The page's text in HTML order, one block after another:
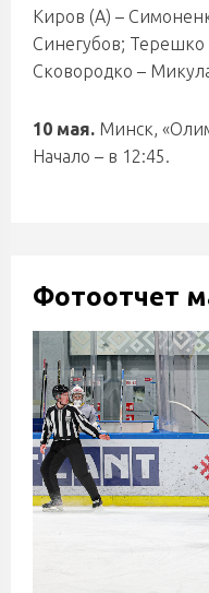
Киров (А) –
Синегубов; Терешко
Сковородко –
10 мая. Минск,
Начало – в 12:45.
Фотоотчет